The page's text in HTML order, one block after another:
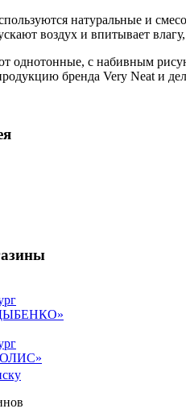
натуральные и
воздух и впитывает
однотонные, с набивным
бренда Very Neat и